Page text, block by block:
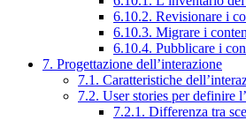
6.10.2. Revisionare i
6.10.3. Migrare i
6.10.4. Pubblicare i
7. Progettazione dell’interazione
7.1. Caratteristiche
7.2. User stories per definire
7.2.1. Differenza tra